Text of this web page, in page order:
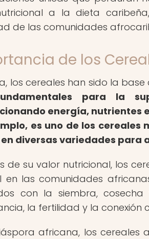
a la dieta
de las comunidades
de los
los cereales han sido la
para la
energía, nutrientes
es uno de los cereales
diversas variedades para
de su valor nutricional, los
en las comunidades
con la siembra,
la fertilidad y la conexión
africana, los cereales